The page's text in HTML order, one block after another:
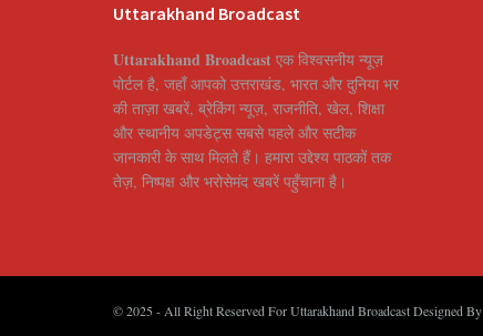
Uttarakhand Broadcast
Uttarakhand Broadcast एक विश्वसनीय न्यूज़
पोर्टल है, जहाँ आपको उत्तराखंड, भारत और दुनिया भर
की ताज़ा खबरें, ब्रेकिंग न्यूज़, राजनीति, खेल, शिक्षा
और स्थानीय अपडेट्स सबसे पहले और सटीक
जानकारी के साथ मिलते हैं। हमारा उद्देश्य पाठकों तक
तेज़, निष्पक्ष और भरोसेमंद खबरें पहुँचाना है।
© 2025 - All Right Reserved For Uttarakhand Broadcast Designed By